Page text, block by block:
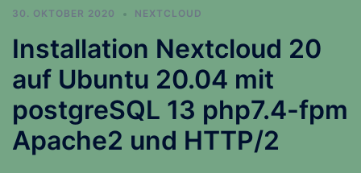
30. OKTOBER 2020 NEXTCLOUD
Installation Nextcloud 20
auf Ubuntu 20.04 mit
postgreSQL 13 php7.4-fpm
Apache2 und HTTP/2